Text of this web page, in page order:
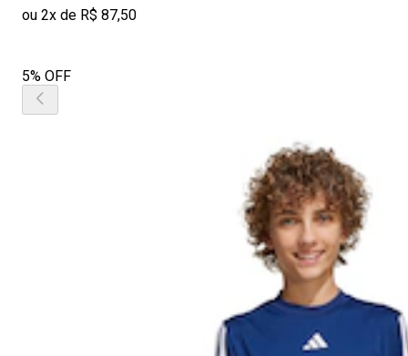
ou 2x de R$ 87,50
5% OFF